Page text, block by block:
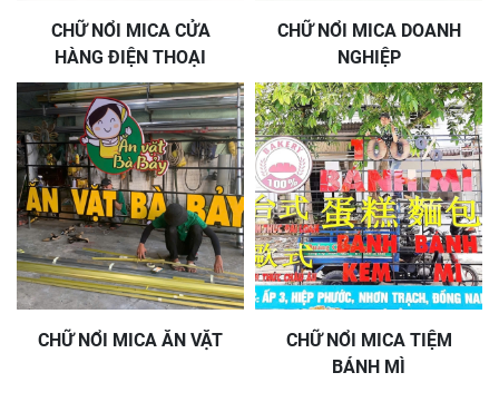
CHỮ NỔI MICA CỬA
HÀNG ĐIỆN THOẠI
CHỮ NỔI MICA DOANH
NGHIỆP
CHỮ NỔI MICA ĂN VẶT
CHỮ NỔI MICA TIỆM
BÁNH MÌ